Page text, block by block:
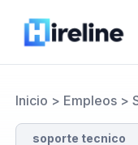
Inicio > Empleos>